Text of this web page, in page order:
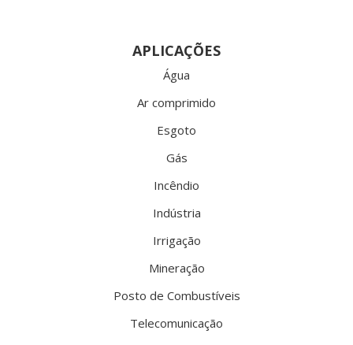
APLICAÇÕES
Água
Ar comprimido
Esgoto
Gás
Incêndio
Indústria
Irrigação
Mineração
Posto de Combustíveis
Telecomunicação